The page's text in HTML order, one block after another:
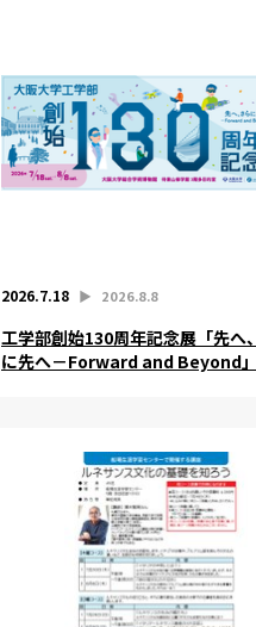
2026.7.18 ▶︎ 2026.8.8
工学部創始130周年記念展「先へ
に先へ－Forward and Beyond」